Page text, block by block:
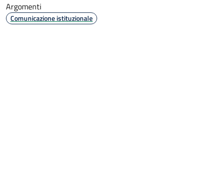
Argomenti
Comunicazione istituzionale